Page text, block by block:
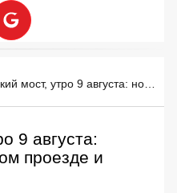
9 августа:
проезде и